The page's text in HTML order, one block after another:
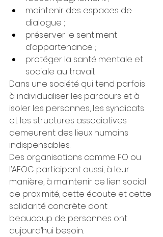
maintenir des espaces de
dialogue ;
préserver le sentiment
d’appartenance ;
protéger la santé mentale et
sociale au travail.
Dans une société qui tend parfois
à individualiser les parcours et à
isoler les personnes, les syndicats
et les structures associatives
demeurent des lieux humains
indispensables.
Des organisations comme FO ou
l’AFOC participent aussi, à leur
manière, à maintenir ce lien social
de proximité, cette écoute et cette
solidarité concrète dont
beaucoup de personnes ont
aujourd’hui besoin.